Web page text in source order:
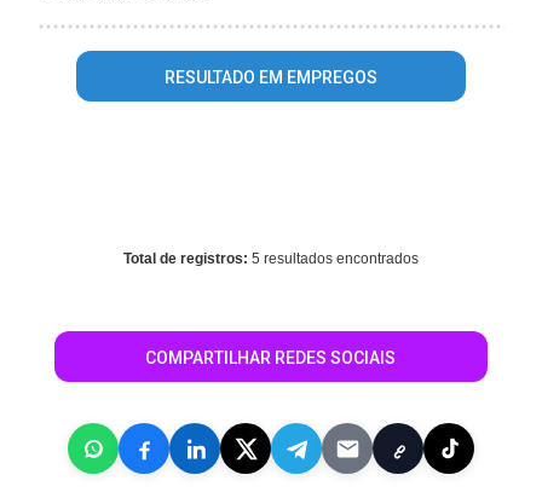
RESULTADO EM EMPREGOS
Total de registros: 5 resultados encontrados
COMPARTILHAR REDES SOCIAIS